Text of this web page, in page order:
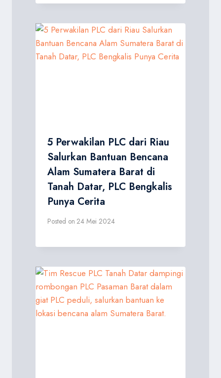
5 Perwakilan PLC dari Riau
Salurkan Bantuan Bencana
Alam Sumatera Barat di
Tanah Datar, PLC Bengkalis
Punya Cerita
Posted on 24 Mei 2024